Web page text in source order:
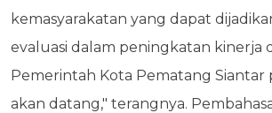
kemasyarakatan yang dapat
evaluasi dalam peningkatan kinerja
Pemerintah Kota Pematang Siantar
akan datang," terangnya.